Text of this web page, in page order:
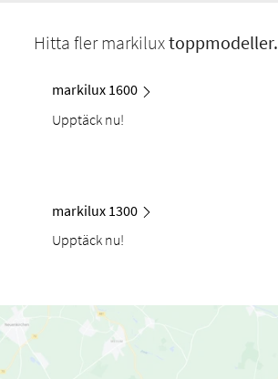
Hitta fler markiluxtoppmodeller.
markilux 1600
Upptäck nu!
markilux 1300
Upptäck nu!